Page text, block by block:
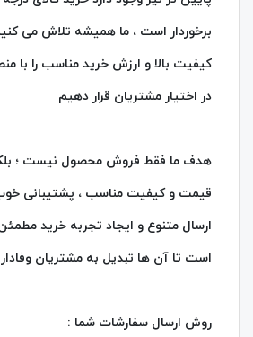
برخوردار است ، ما همیشه تلاش می
کیفیت بالا و ارزش خرید مناسب را با
در اختیار مشتریان قرار دهیم
هدف ما فقط فروش محصول نیست ؛ بلکه
قیمت و کیفیت مناسب ، پشتیبانی
ارسال متنوع و ایجاد تجربه خرید
است تا آن ها تبدیل به مشتریان
روش ارسال سفارشات شما :